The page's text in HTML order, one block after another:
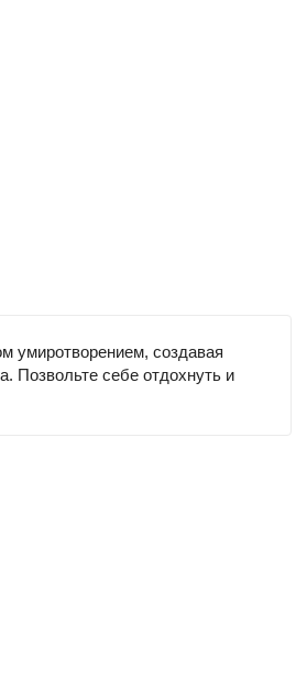
умиротворением, создавая
Позвольте себе отдохнуть и